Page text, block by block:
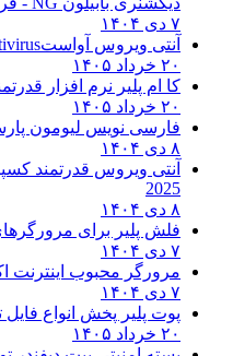
۷ دی ۱۴۰۴
آنتی ویروس آواست
۲۰ خرداد ۱۴۰۵
کا ام پلیر نرم افزار
۲۰ خرداد ۱۴۰۵
فارسی نویس لیومون
۸ دی ۱۴۰۴
آنتی ویروس قدرتمند
2025
۸ دی ۱۴۰۴
فلش پلیر برای
۷ دی ۱۴۰۴
مرورگر محبوب اینترنت
۷ دی ۱۴۰۴
پوت پلیر پخش انواع
۲۰ خرداد ۱۴۰۵